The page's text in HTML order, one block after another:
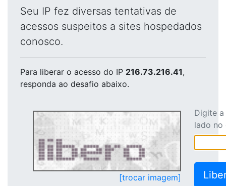
Seu IP fez diversas tentativas de
acessos suspeitos a sites hospedados
conosco.
Para liberar o acesso do IP 216.73.216.41,
responda ao desafio abaixo.
[trocar imagem]
Digite
lado no